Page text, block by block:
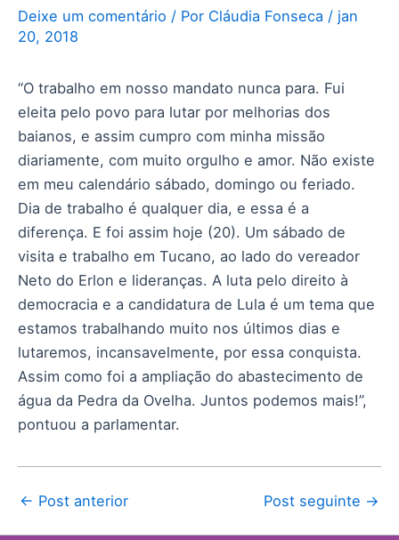
Deixe um comentário / Por Cláudia Fonseca / jan
20, 2018
“O trabalho em nosso mandato nunca para. Fui
eleita pelo povo para lutar por melhorias dos
baianos, e assim cumpro com minha missão
diariamente, com muito orgulho e amor. Não existe
em meu calendário sábado, domingo ou feriado.
Dia de trabalho é qualquer dia, e essa é a
diferença. E foi assim hoje (20). Um sábado de
visita e trabalho em Tucano, ao lado do vereador
Neto do Erlon e lideranças. A luta pelo direito à
democracia e a candidatura de Lula é um tema que
estamos trabalhando muito nos últimos dias e
lutaremos, incansavelmente, por essa conquista.
Assim como foi a ampliação do abastecimento de
água da Pedra da Ovelha. Juntos podemos mais!”,
pontuou a parlamentar.
← Post anterior Post seguinte →